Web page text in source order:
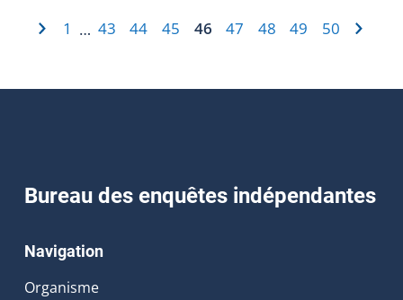
1 … 43 44 45 46 47 48 49 50
Bureau des enquêtes indépendantes
Navigation
Organisme